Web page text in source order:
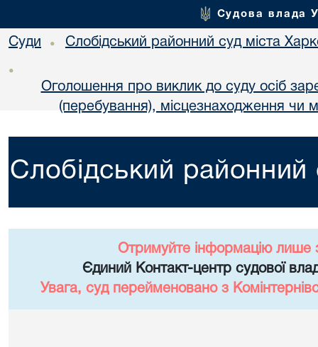
Судова влада
Суди • Слобідський районний суд міста
•
Оголошення про виклик до суду осіб
(перебування), місцезнаходження чи
Слобідський районний
Отримуйте інформацію лише
Єдиний Контакт-центр судової
Увага, суд перейменовано з